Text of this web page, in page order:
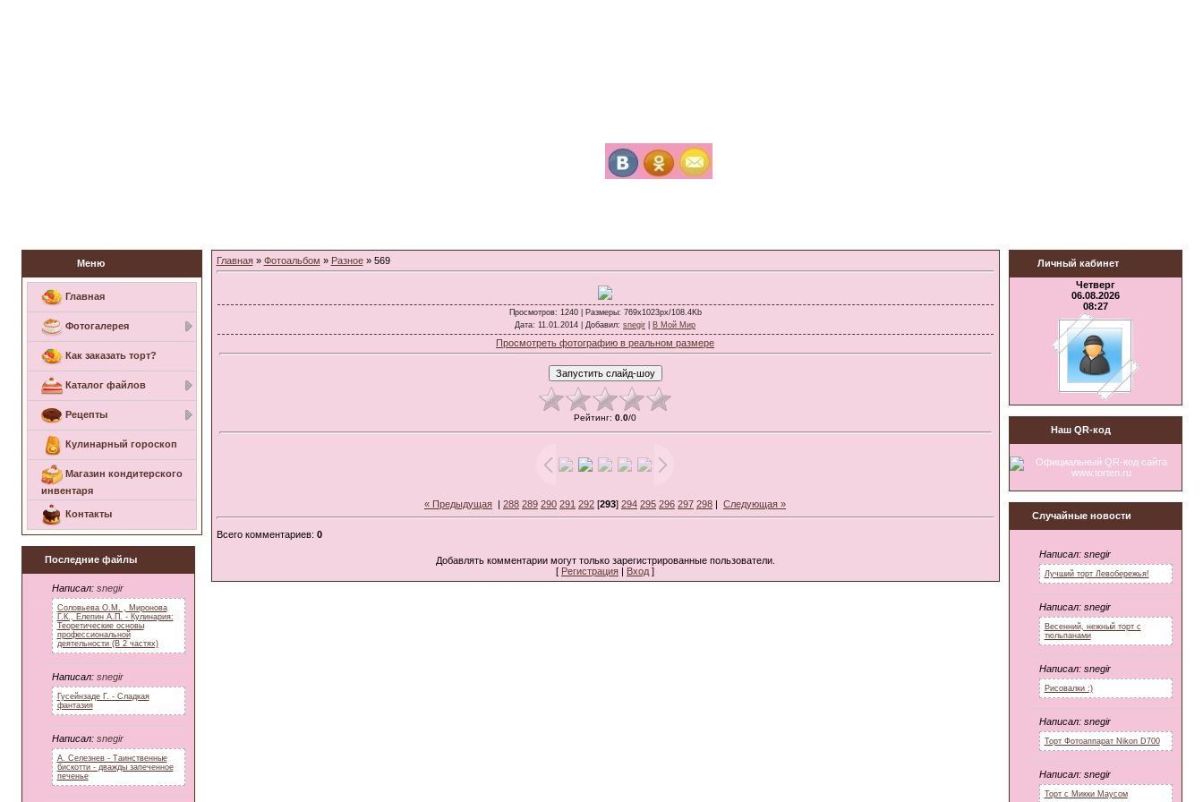
Меню
Главная
Фотогалерея
Как заказать торт?
Каталог файлов
Рецепты
Кулинарный гороскоп
Магазин кондитерского
инвентаря
Контакты
Последние файлы
Написал: snegir
Соловьева О.М. , Миронова
Г.К., Елепин А.П. - Кулинария:
Теоретические основы
профессиональной
деятельности (В 2 частях)
Написал: snegir
Гусейнзаде Г. - Сладкая
фантазия
Написал: snegir
А. Селезнев - Таинственные
бискотти - дважды запеченное
печенье
Главная» Фотоальбом » Разное» 569
Просмотров: 1240 | Размеры: 769x1023px/108.4Kb
Дата: 11.01.2014 | Добавил: snegir В Мой Мир
Просмотреть фотографию в реальном размере
Рейтинг: 0.0/0
« Предыдущая | 288 289 290 291 292 [293] 294 295 296 297 298 | Следующая »
Всего комментариев: 0
Добавлять комментарии могут только зарегистрированные пользователи.
[ Регистрация Вход ]
Личный кабинет
Четверг
06.08.2026
08:27
Наш QR-код
Случайные новости
Написал: snegir
Лучший торт Левобережья!
Написал: snegir
Весенний, нежный торт с
тюльпанами
Написал: snegir
Рисовалки :)
Написал: snegir
Торт Фотоаппарат Nikon D700
Написал: snegir
Торт с Микки Маусом